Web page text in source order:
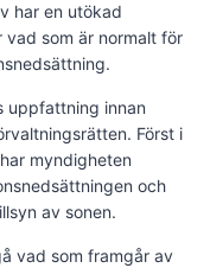
har en utökad
vad som är normalt för
uppfattning innan
Först i
myndigheten
och
av sonen.
vad som framgår av